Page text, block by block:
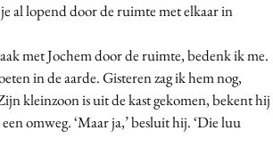
al lopend door de ruimte met elkaar in
met Jochem door de ruimte, bedenk ik me.
in de aarde. Gisteren zag ik hem nog,
kleinzoon is uit de kast gekomen, bekent hij
omweg. ‘Maar ja,’ besluit hij. ‘Die luu